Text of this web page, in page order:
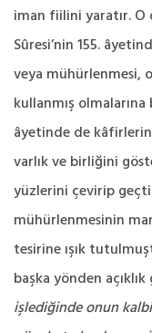
iman fiilini yaratır. O
Sûresi’nin 155.
veya mühürlenmesi,
kullanmış olmalarına
âyetinde de
varlık ve birliğini
yüzlerini çevirip
mühürlenmesinin
tesirine ışık
başka yönden
işlediğinde onun